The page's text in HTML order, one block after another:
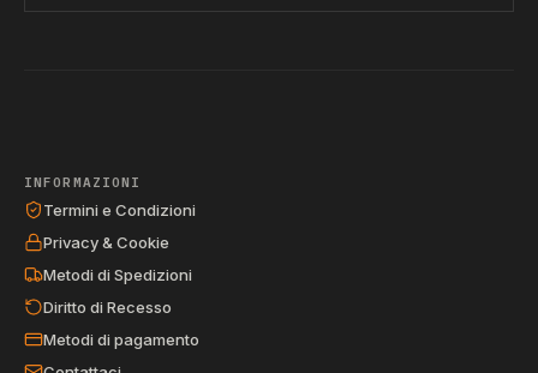
INFORMAZIONI
Termini e Condizioni
Privacy & Cookie
Metodi di Spedizioni
Diritto di Recesso
Metodi di pagamento